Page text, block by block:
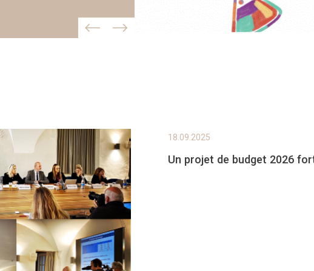
18.09.2025
Un projet de budget 2026